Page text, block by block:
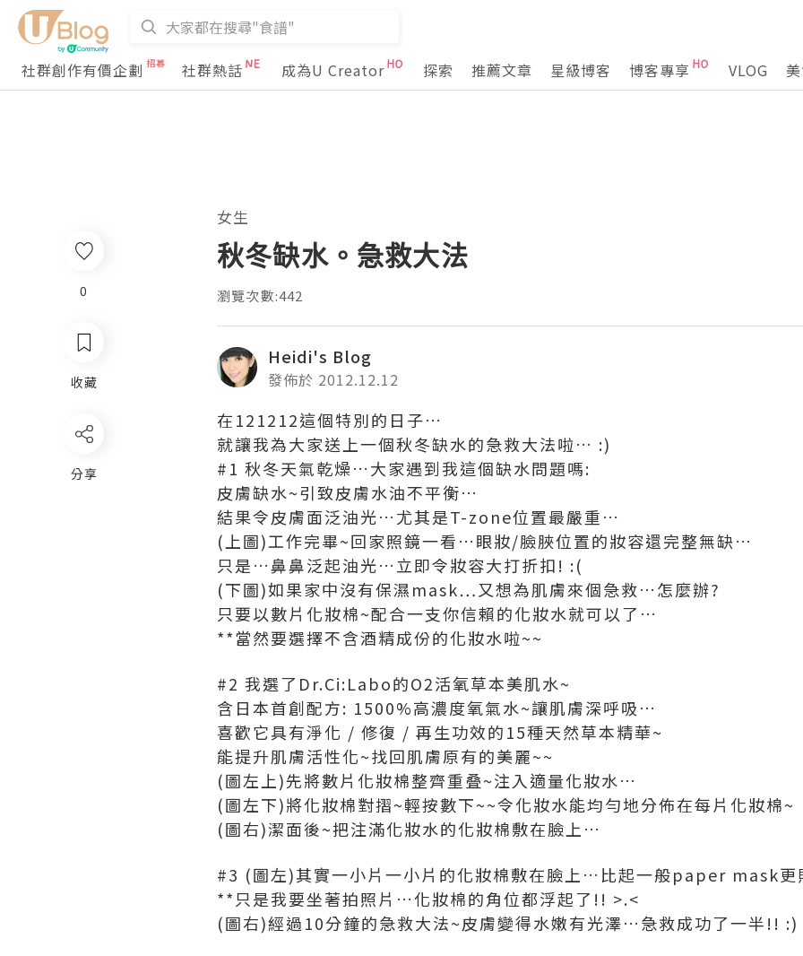
社群創作有價企劃 社群熱話 成為U Creator 探索 推薦文章 星級博客 博客專享 VLOG
女生
秋冬缺水。急救大法
瀏覽次數:442
Heidi's Blog
發佈於 2012.12.12
在121212這個特別的日子…
就讓我為大家送上一個秋冬缺水的急救大法啦… :)
#1 秋冬天氣乾燥…大家遇到我這個缺水問題嗎:
皮膚缺水~引致皮膚水油不平衡…
結果令皮膚面泛油光…尤其是T-zone位置最嚴重…
(上圖)工作完畢~回家照鏡一看…眼妝/臉脥位置的妝容還完整無缺…
只是…鼻鼻泛起油光…立即令妝容大打折扣! :(
(下圖)如果家中沒有保濕mask…又想為肌膚來個急救…怎麼辦?
只要以數片化妝棉~配合一支你信賴的化妝水就可以了…
**當然要選擇不含酒精成份的化妝水啦~~
#2 我選了Dr.Ci:Labo的O2活氧草本美肌水~
含日本首創配方: 1500%高濃度氧氣水~讓肌膚深呼吸…
喜歡它具有淨化 / 修復 / 再生功效的15種天然草本精華~
能提升肌膚活性化~找回肌膚原有的美麗~~
(圖左上)先將數片化妝棉整齊重叠~注入適量化妝水…
(圖左下)將化妝棉對摺~輕按數下~~令化妝水能均勻地分佈在每片化妝棉~
(圖右)潔面後~把注滿化妝水的化妝棉敷在臉上…
#3 (圖左)其實一小片一小片的化妝棉敷在臉上…比起一般paper mask更
**只是我要坐著拍照片…化妝棉的角位都浮起了!! >.<
(圖右)經過10分鐘的急救大法~皮膚變得水嫩有光澤…急救成功了一半!! :)
0
收藏
分享